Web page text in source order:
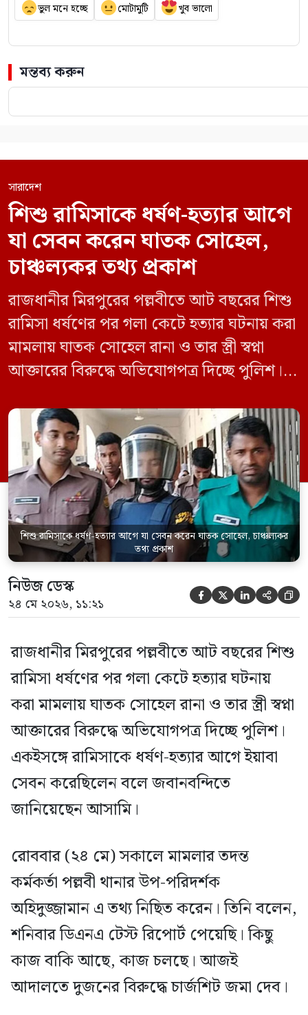
ভুল মনে হচ্ছে মোটামুটি খুব ভালো
মন্তব্য করুন
সারাদেশ
শিশু রামিসাকে ধর্ষণ-হত্যার আগে
যা সেবন করেন ঘাতক সোহেল,
চাঞ্চল্যকর তথ্য প্রকাশ
রাজধানীর মিরপুরের পল্লবীতে আট বছরের শিশু
রামিসা ধর্ষণের পর গলা কেটে হত্যার ঘটনায় করা
মামলায় ঘাতক সোহেল রানা ও তার স্ত্রী স্বপ্না
আক্তারের বিরুদ্ধে অভিযোগপত্র দিচ্ছে পুলিশ।
সেবন করেছিলেন বলে জবানবন্দিতে
জানিয়েছেন আসামি। রোববার (২৪ মে) সকালে
মামলার তদন্ত কর্মকর্তা পল্লবী থানার উপ-
পরিদর্শক অহিদুজ্জামান এ তথ্য নিছিত করেন।
তিনি বলেন, […]
শিশু রামিসাকে ধর্ষণ-হত্যার আগে যা সেবন করেন ঘাতক সোহেল, চাঞ্চল্যকর
তথ্য প্রকাশ
নিউজ ডেস্ক
২৪ মে ২০২৬, ১১:২১     
রাজধানীর মিরপুরের পল্লবীতে আট বছরের শিশু
রামিসা ধর্ষণের পর গলা কেটে হত্যার ঘটনায়
করা মামলায় ঘাতক সোহেল রানা ও তার স্ত্রী স্বপ্না
আক্তারের বিরুদ্ধে অভিযোগপত্র দিচ্ছে পুলিশ।
একইসঙ্গে রামিসাকে ধর্ষণ-হত্যার আগে ইয়াবা
সেবন করেছিলেন বলে জবানবন্দিতে
জানিয়েছেন আসামি।
রোববার (২৪ মে) সকালে মামলার তদন্ত
কর্মকর্তা পল্লবী থানার উপ-পরিদর্শক
অহিদুজ্জামান এ তথ্য নিছিত করেন। তিনি বলেন,
শনিবার ডিএনএ টেস্ট রিপোর্ট পেয়েছি। কিছু
কাজ বাকি আছে, কাজ চলছে। আজই
আদালতে দুজনের বিরুদ্ধে চার্জশিট জমা দেব।